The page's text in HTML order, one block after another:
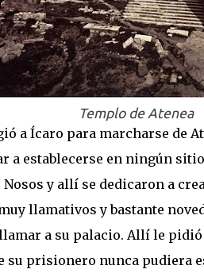
Templo de Atenea
a Ícaro para marcharse de
establecerse en ningún
y allí se dedicaron a
llamativos y bastante
a su palacio. Allí le pidió
su prisionero nunca pudiera